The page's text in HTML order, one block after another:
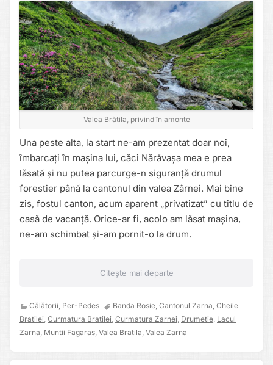
Valea Brătila, privind în amonte
Una peste alta, la start ne-am prezentat doar noi,
îmbarcați în mașina lui, căci Nărăvașa mea e prea
lăsată și nu putea parcurge-n siguranță drumul
forestier până la cantonul din valea Zârnei. Mai bine
zis, fostul canton, acum aparent „privatizat” cu titlu de
casă de vacanță. Orice-ar fi, acolo am lăsat mașina,
ne-am schimbat și-am pornit-o la drum.
Citește mai departe
Călătorii, Per-Pedes Banda Rosie, Cantonul Zarna, Cheile
Bratilei, Curmatura Bratilei, Curmatura Zarnei, Drumetie, Lacul
Zarna, Muntii Fagaras, Valea Bratila, Valea Zarna